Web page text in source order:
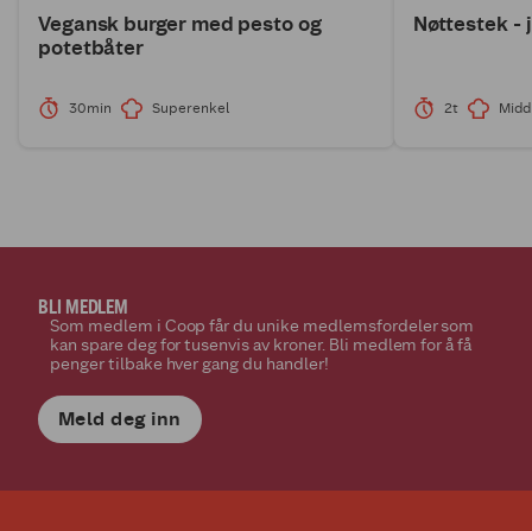
Vegansk burger med pesto og
potetbåter
30min Superenkel
Nøttestek -
2t
BLI MEDLEM
Som medlem i Coop får du unike medlemsfordeler som
kan spare deg for tusenvis av kroner. Bli medlem for å få
penger tilbake hver gang du handler!
Meld deg inn